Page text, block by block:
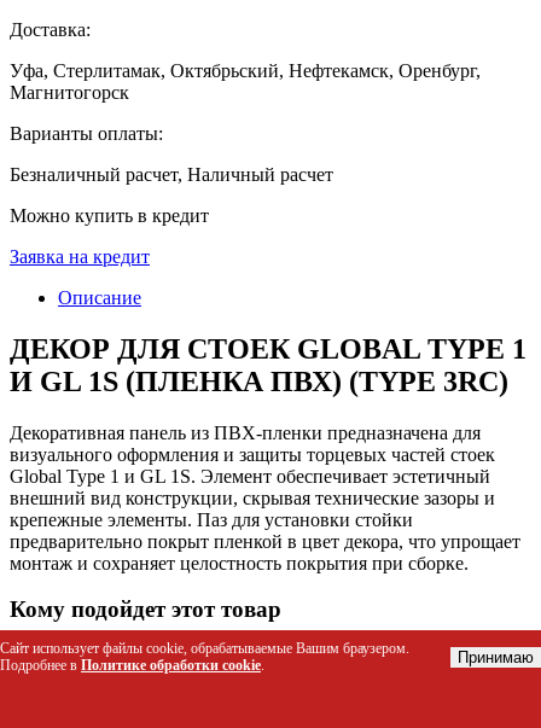
Доставка:
Уфа, Стерлитамак, Октябрьский, Нефтекамск, Оренбург,
Магнитогорск
Варианты оплаты:
Безналичный расчет, Наличный расчет
Можно купить в кредит
Заявка на кредит
Описание
ДЕКОР ДЛЯ СТОЕК GLOBAL TYPE 1
И GL 1S (ПЛЕНКА ПВХ) (TYPE 3RC)
Декоративная панель из ПВХ-пленки предназначена для
визуального оформления и защиты торцевых частей стоек
Global Type 1 и GL 1S. Элемент обеспечивает эстетичный
внешний вид конструкции, скрывая технические зазоры и
крепежные элементы. Паз для установки стойки
предварительно покрыт пленкой в цвет декора, что упрощает
монтаж и сохраняет целостность покрытия при сборке.
Кому подойдет этот товар
Дизайнеры интерьеров и архитекторы, проектирующие
современные офисные пространства и торговые зоны.
Сайт использует файлы cookie, обрабатываемые Вашим браузером.
Подробнее в Политике обработки cookie. Принимаю